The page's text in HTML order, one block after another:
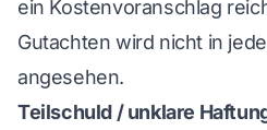
ein Kostenvoranschlag
Gutachten wird nicht in
angesehen.
Teilschuld / unklare